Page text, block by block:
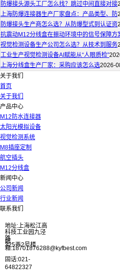
防爆接头源头工厂怎么找？跳过中间直接对接
上海防爆连接器生产厂家盘点：产品类型、防
防爆接头生产商怎么选？从防爆型式到认证资
抗震动M12分线盒在振动环境中的信号保障方
视觉检测设备生产公司怎么选？从技术到服务
工业生产视觉检测设备AI赋能从“人眼质检”
上海分线盒生产厂家：采购应该怎么选2026-
关于我们
首页
关于我们
产品中心
M12防水连接器
太阳光模拟设备
视觉检测系统
M8插座定制
航空插头
M12分线盒
新闻中心
公司新闻
行业新闻
联系我们
地址:上海松江高
科技工业园九泾
路
325弄2号楼
邮
箱:18701876288@kyfbest.com
固话:021-
64822327